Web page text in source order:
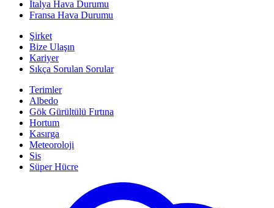
İtalya Hava Durumu
Fransa Hava Durumu
Şirket
Bize Ulaşın
Kariyer
Sıkça Sorulan Sorular
Terimler
Albedo
Gök Gürültülü Fırtına
Hortum
Kasırga
Meteoroloji
Sis
Süper Hücre